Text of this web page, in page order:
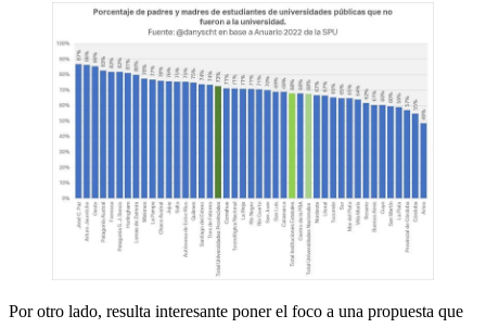
Por otro lado, resulta interesante poner el foco a una propuesta que